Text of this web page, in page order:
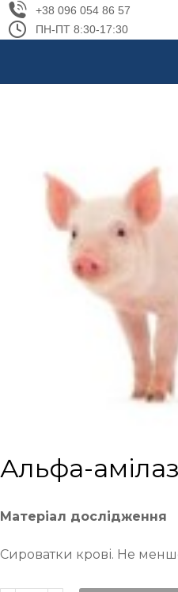
+38 096 054 86 57
ПН-ПТ 8:30-17:30
Альфа-
Матеріал дослідження
Сироватки крові. Не